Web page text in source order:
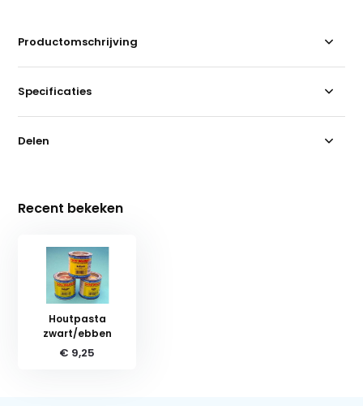
Productomschrijving
Specificaties
Delen
Recent bekeken
Houtpasta
zwart/ebben
€ 9,25